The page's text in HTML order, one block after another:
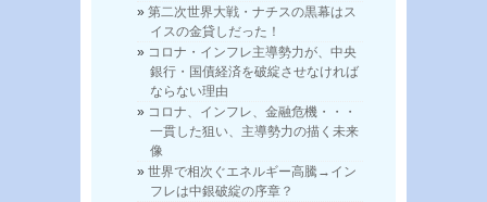
第二次世界大戦・ナチスの黒幕はス
イスの金貸しだった！
コロナ・インフレ主導勢力が、中央
銀行・国債経済を破綻させなければ
ならない理由
コロナ、インフレ、金融危機・・・
一貫した狙い、主導勢力の描く未来
像
世界で相次ぐエネルギー高騰→イン
フレは中銀破綻の序章？